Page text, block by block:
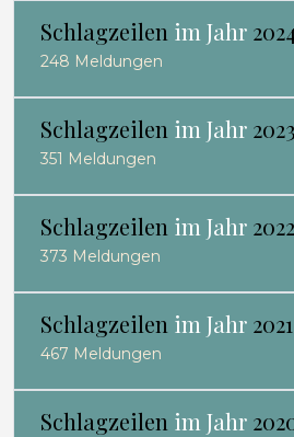
Schlagzeilen im Jahr
248 Meldungen
Schlagzeilen im Jahr 2023
351 Meldungen
Schlagzeilen im Jahr 2022
373 Meldungen
Schlagzeilen im Jahr 2021
467 Meldungen
Schlagzeilen im Jahr